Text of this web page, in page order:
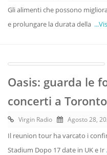
Gli alimenti che possono
e prolungare la durata della
Oasis: guarda le
concerti a
Virgin Radio Agosto 28,
Il reunion tour ha varcato i
Stadium Dopo 17 date in UK e Ir